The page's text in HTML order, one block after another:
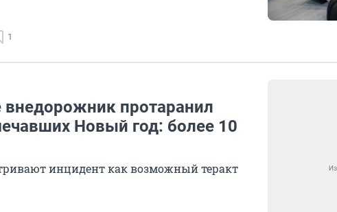
1
протаранил
Новый год: более 10
инцидент как возможный теракт